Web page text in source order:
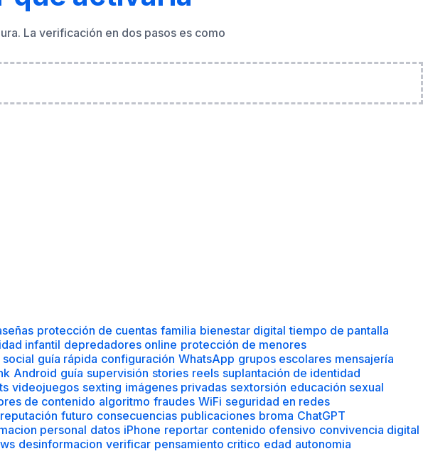
La verificación en dos pasos es como
protección de cuentas familia bienestar digital tiempo de pantalla
infantil depredadores online protección de menores
guía rápida configuración WhatsApp grupos escolares mensajería
Android guía supervisión stories reels suplantación de identidad
videojuegos sexting imágenes privadas sextorsión educación sexual
de contenido algoritmo fraudes WiFi seguridad en redes
reputación futuro consecuencias publicaciones broma ChatGPT
personal datos iPhone reportar contenido ofensivo convivencia digital
desinformacion verificar pensamiento critico edad autonomia